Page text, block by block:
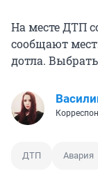
На месте ДТП
сообщают
дотла.
ДТП Авария